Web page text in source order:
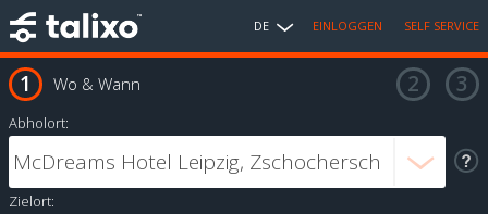
DE EINLOGGEN SELF SERVICE
Wo & Wann
Abholort:
Zielort: